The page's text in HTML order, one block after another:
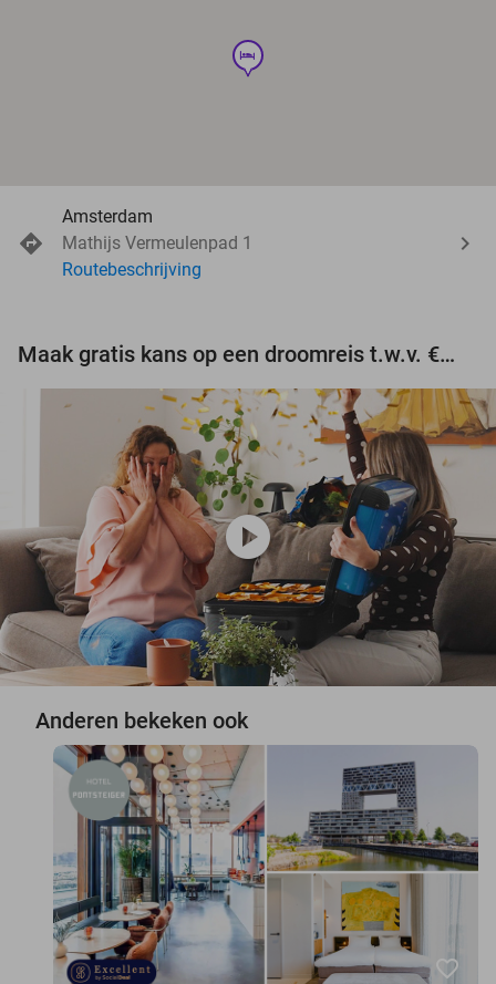
hotel
Amsterdam
Mathijs Vermeulenpad 1
Routebeschrijving
Maak gratis kans op een droomreis t.w.v. €3.000!
play_circle
Anderen bekeken ook
favorite_border